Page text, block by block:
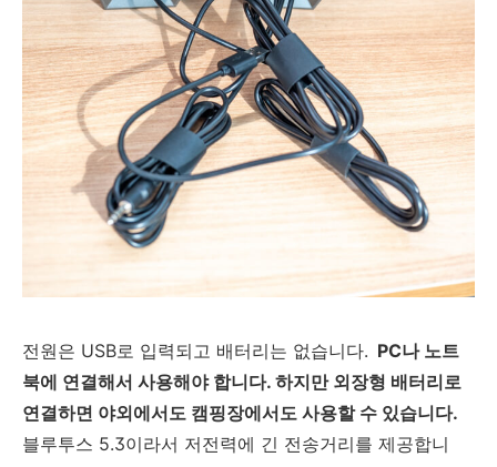
전원은 USB로 입력되고 배터리는 없습니다. PC나 노트
북에 연결해서 사용해야 합니다. 하지만 외장형 배터리로
연결하면 야외에서도 캠핑장에서도 사용할 수 있습니다.
블루투스 5.3이라서 저전력에 긴 전송거리를 제공합니